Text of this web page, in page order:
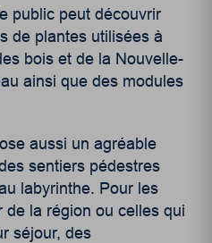
public peut découvrir
de plantes utilisées à
bois et de la Nouvelle-
ainsi que des modules
aussi un agréable
sentiers pédestres
labyrinthe. Pour les
de la région ou celles qui
séjour, des